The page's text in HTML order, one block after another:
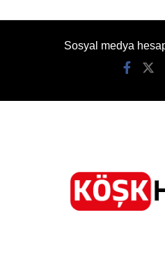
Sosyal medya